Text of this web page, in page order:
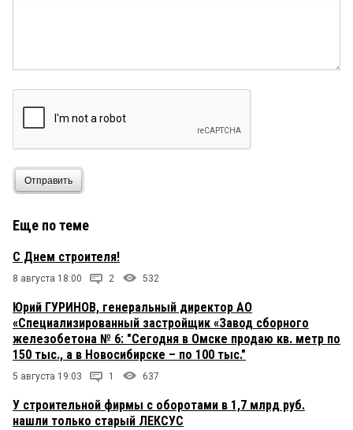
Отправить
Еще по теме
С Днем строителя!
8 августа 18:00 2 532
Юрий ГУРИНОВ, генеральный директор АО
«Специализированный застройщик «Завод сборного
железобетона № 6: "Сегодня в Омске продаю кв. метр по
150 тыс., а в Новосибирске – по 100 тыс."
5 августа 19:03 1 637
У строительной фирмы с оборотами в 1,7 млрд руб.
нашли только старый ЛЕКСУС